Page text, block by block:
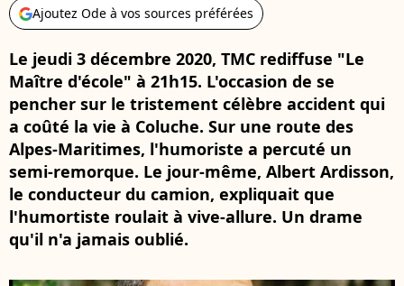
Ajoutez Ode à vos sources préférées
Le jeudi 3 décembre 2020, TMC rediffuse "Le
Maître d'école" à 21h15. L'occasion de se
pencher sur le tristement célèbre accident qui
a coûté la vie à Coluche. Sur une route des
Alpes-Maritimes, l'humoriste a percuté un
semi-remorque. Le jour-même, Albert Ardisson,
le conducteur du camion, expliquait que
l'humortiste roulait à vive-allure. Un drame
qu'il n'a jamais oublié.